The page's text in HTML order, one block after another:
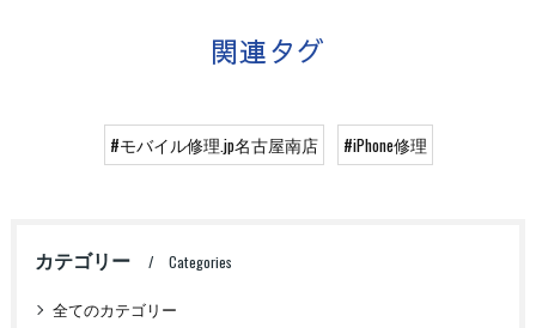
関連タグ
#モバイル修理.jp名古屋南店 #iPhone修理
カテゴリー Categories
全てのカテゴリー